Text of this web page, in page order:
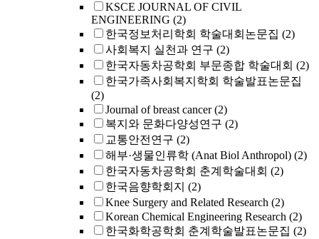
KSCE JOURNAL OF CIVIL
ENGINEERING (2)
한국정보처리학회 학술대회논문집 (2)
사회복지 실천과 연구 (2)
한국자동차공학회 부문종합 학술대회 (2)
한국가족사회복지학회 학술발표논문집
(2)
Journal of breast cancer (2)
복지와 문화다양성연구 (2)
교통안전연구 (2)
해부·생물인류학 (Anat Biol Anthropol) (2)
한국자동차공학회 춘계학술대회 (2)
한국음향학회지 (2)
Knee Surgery and Related Research (2)
Korean Chemical Engineering Research (2)
한국화학공학회 춘계학술발표논문집 (2)